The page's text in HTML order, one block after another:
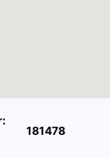
181478